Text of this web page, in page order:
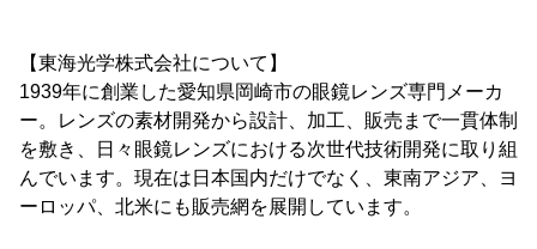
【東海光学株式会社について】
1939年に創業した愛知県岡崎市の眼鏡レンズ専門メーカ
ー。レンズの素材開発から設計、加工、販売まで一貫体制
を敷き、日々眼鏡レンズにおける次世代技術開発に取り組
んでいます。現在は日本国内だけでなく、東南アジア、ヨ
ーロッパ、北米にも販売網を展開しています。